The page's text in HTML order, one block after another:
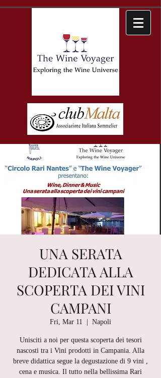
UNA SERATA
DEDICATA ALLA
SCOPERTA DEI VINI
CAMPANI
Fri, Mar 11 Napoli
Unisciti a noi per questa scoperta dei tesori
nascosti tra i Vini prodotti in Campania. Alla
breve didattica segue la degustazione di 9 vini ,
cena e musica. Il tutto nella bellissima Rari